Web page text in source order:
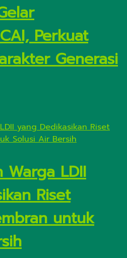
Perkuat
Generasi
Warga LDII
Riset
untuk